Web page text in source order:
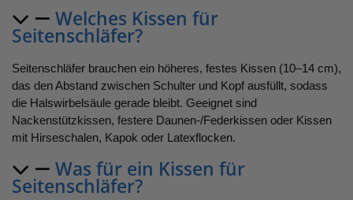
Welches Kissen für
Seitenschläfer?
Seitenschläfer brauchen ein höheres, festes Kissen (10–14 cm),
das den Abstand zwischen Schulter und Kopf ausfüllt, sodass
die Halswirbelsäule gerade bleibt. Geeignet sind
Nackenstützkissen, festere Daunen-/Federkissen oder Kissen
mit Hirseschalen, Kapok oder Latexflocken.
Was für ein Kissen für
Seitenschläfer?